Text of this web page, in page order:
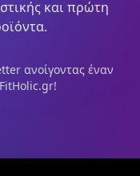
και πρώτη
ανοίγοντας έναν